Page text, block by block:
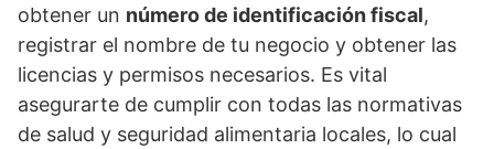
obtener un número de identificación fiscal,
registrar el nombre de tu negocio y obtener las
licencias y permisos necesarios. Es vital
asegurarte de cumplir con todas las normativas
de salud y seguridad alimentaria locales, lo cual